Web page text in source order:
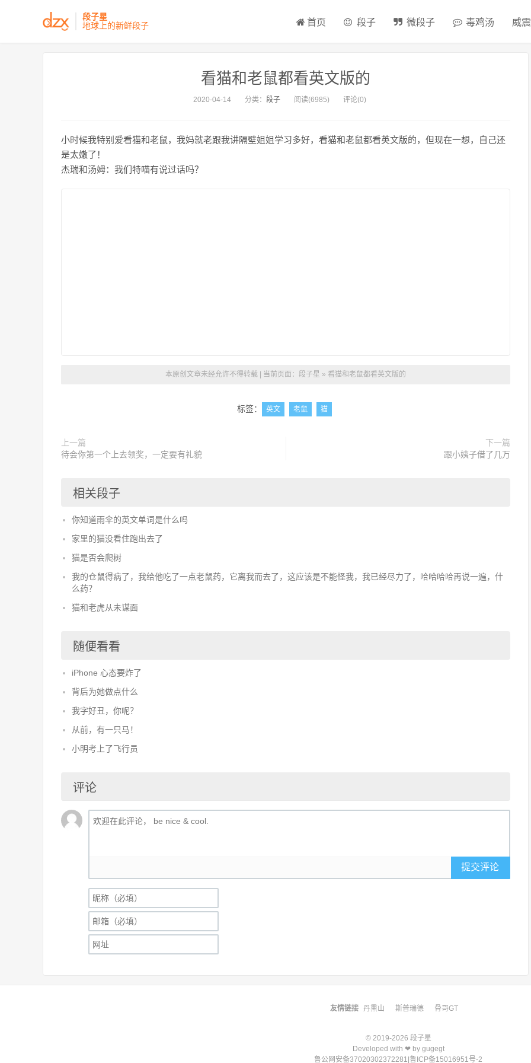
段子星
地球上的新鲜段子
首页 段子 微段子 毒鸡汤 威
看猫和老鼠都看英文版的
2020-04-14 分类： 段子 阅读(6985) 评论(0)
小时候我特别爱看猫和老鼠，我妈就老跟我讲隔壁姐姐学习多好，看猫和老鼠都看英文版的，但现在一想，自己还
是太嫩了！
杰瑞和汤姆：我们特喵有说过话吗？
本原创文章未经允许不得转载 | 当前页面： 段子星 » 看猫和老鼠都看英文版的
标签： 英文 老鼠 猫
上一篇
待会你第一个上去领奖，一定要有礼貌
下一篇
跟小姨子借了几万
相关段子
你知道雨伞的英文单词是什么吗
家里的猫没看住跑出去了
猫是否会爬树
我的仓鼠得病了，我给他吃了一点老鼠药，它离我而去了，这应该是不能怪我，我已经尽力了，哈哈哈哈再说一遍，什
么药？
猫和老虎从未谋面
随便看看
iPhone 心态要炸了
背后为她做点什么
我字好丑，你呢？
从前，有一只马！
小明考上了飞行员
评论
提交评论
友情链接 丹熏山 斯普瑞德 骨哥GT
© 2019-2026 段子星
Developed with ❤ by gugegt
鲁公网安备37020302372281 鲁ICP备15016951号-2